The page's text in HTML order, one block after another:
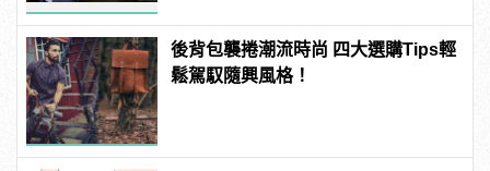
後背包襲捲潮流時尚 四大選購Tips輕
鬆駕馭隨興風格！